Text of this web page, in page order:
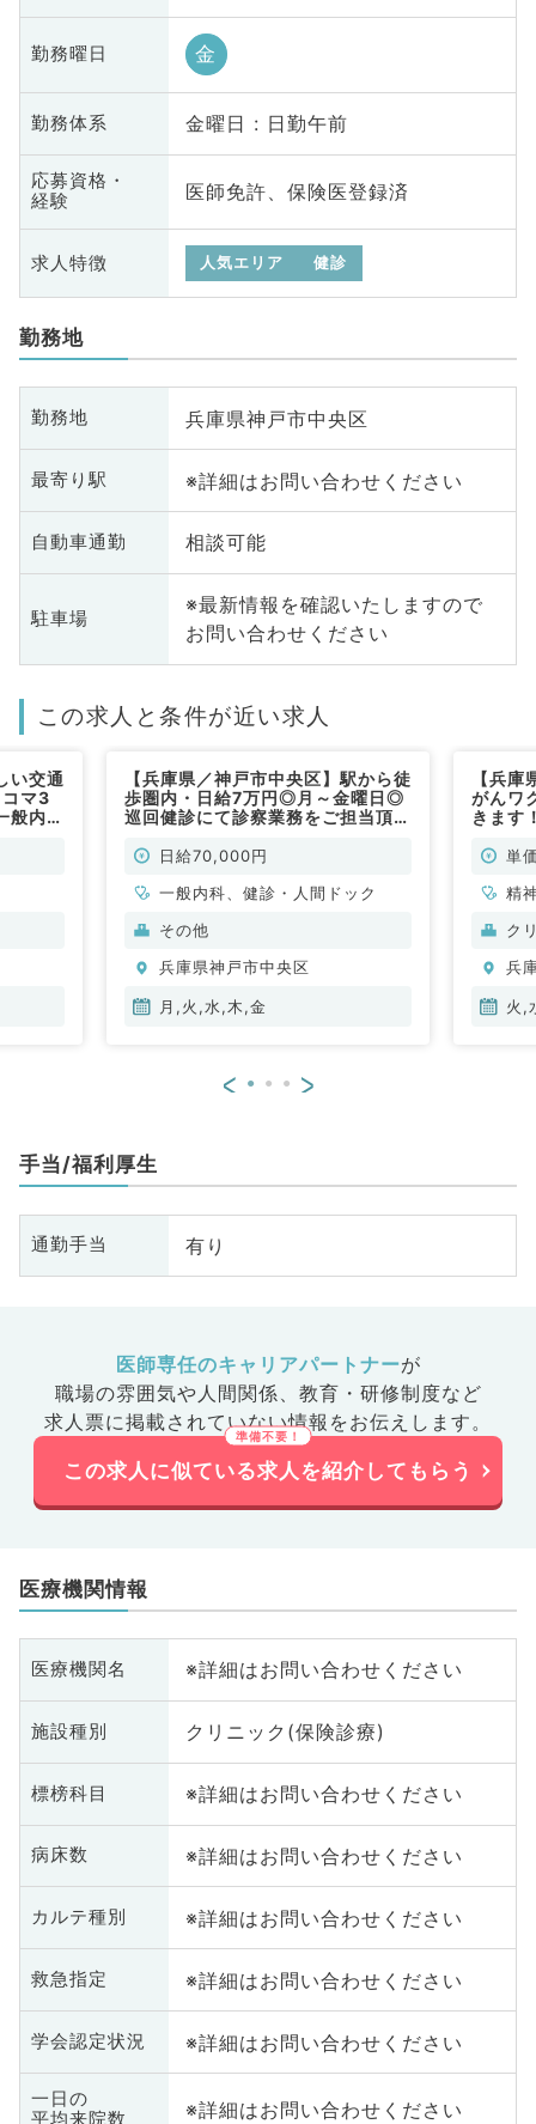
勤務曜日 金
勤務体系 金曜日 : 日勤午前
応募資格・
経験
医師免許、保険医登録済
求人特徴 人気エリア 健診
勤務地
勤務地 兵庫県神戸市中央区
最寄り駅 ※詳細はお問い合わせください
自動車通勤 相談可能
駐車場
※最新情報を確認いたしますので
お問い合わせください
この求人と条件が近い求人
い交通
マ3
般内科
【兵庫県／神戸市中央区】駅から徒
歩圏内・日給7万円◎月～金曜日◎
巡回健診にて診察業務をご担当頂き
日給70,000円
一般内科、健診・人間ドック
その他
兵庫県神戸市中央区
月,火,水,木,金
【兵
がんワ
きます
時半単
精
外
眼
吸
ク
兵
火,
< >
手当/福利厚生
通勤手当 有り
医師専任のキャリアパートナーが
職場の雰囲気や人間関係、 教育・研修制度など
求人票に掲載されていない情報をお伝えします。
この求人に似ている求人を紹介してもらう
医療機関情報
医療機関名 ※詳細はお問い合わせください
施設種別 クリニック(保険診療)
標榜科目 ※詳細はお問い合わせください
病床数 ※詳細はお問い合わせください
カルテ種別 ※詳細はお問い合わせください
救急指定 ※詳細はお問い合わせください
学会認定状況 ※詳細はお問い合わせください
一日の
※詳細はお問い合わせください